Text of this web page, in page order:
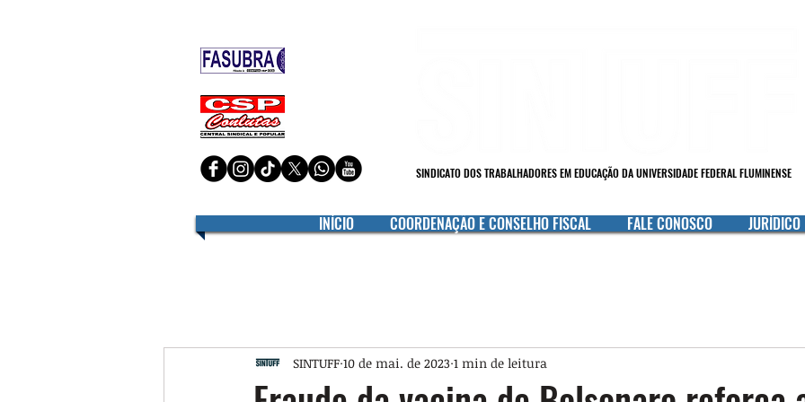
SINDICATO DOS TRABALHADORES EM EDUCAÇÃO DA UNIVERSIDADE FEDERAL FLUMINENSE
INÍCIO COORDENAÇÃO E CONSELHO FISCAL FALE CONOSCO JURÍDICO
SINTUFF 10 de mai. de 2023 1 min de leitura